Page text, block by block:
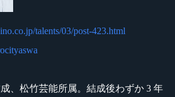
talents/03/post-423.html
、松竹芸能所属。結成後わずか 3 年